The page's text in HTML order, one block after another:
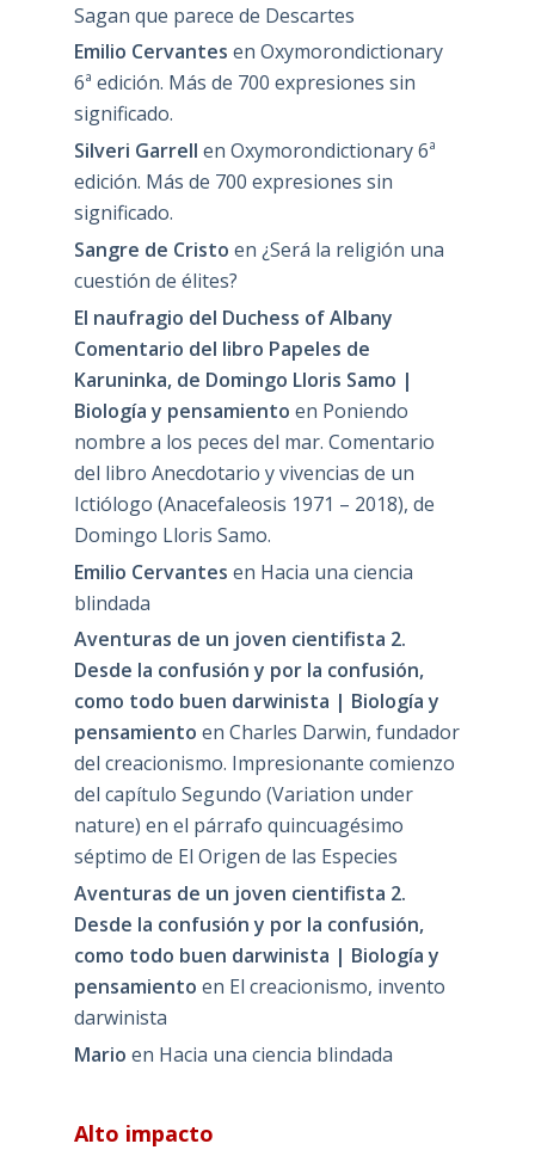
Sagan que parece de Descartes
Emilio Cervantes en Oxymorondictionary
6ª edición. Más de 700 expresiones sin
significado.
Silveri Garrell en Oxymorondictionary 6ª
edición. Más de 700 expresiones sin
significado.
Sangre de Cristo en ¿Será la religión una
cuestión de élites?
El naufragio del Duchess of Albany
Comentario del libro Papeles de
Karuninka, de Domingo Lloris Samo |
Biología y pensamiento en Poniendo
nombre a los peces del mar. Comentario
del libro Anecdotario y vivencias de un
Ictiólogo (Anacefaleosis 1971 – 2018), de
Domingo Lloris Samo.
Emilio Cervantes en Hacia una ciencia
blindada
Aventuras de un joven cientifista 2.
Desde la confusión y por la confusión,
como todo buen darwinista | Biología y
pensamiento en Charles Darwin, fundador
del creacionismo. Impresionante comienzo
del capítulo Segundo (Variation under
nature) en el párrafo quincuagésimo
séptimo de El Origen de las Especies
Aventuras de un joven cientifista 2.
Desde la confusión y por la confusión,
como todo buen darwinista | Biología y
pensamiento en El creacionismo, invento
darwinista
Mario en Hacia una ciencia blindada
Alto impacto